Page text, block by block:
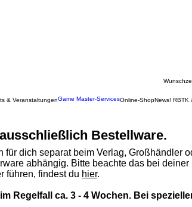
& VeranstaltungenGame Master-ServicesOnline-ShopNews! RBTK
Bestellware.
für dich separat beim Verlag, Großhändler
abhängig. Bitte beachte das bei deiner
führen, findest du hier.
Regelfall ca. 3 - 4 Wochen. Bei